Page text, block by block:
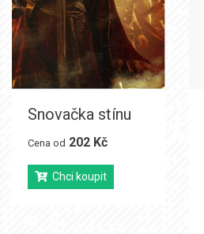
Snovačka stínu
Cena od 202 Kč
Chci koupit